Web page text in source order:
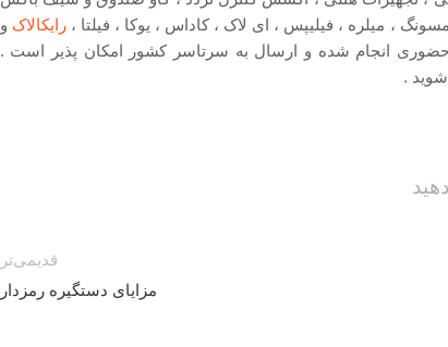
، میلره ، فیلیپس ، ای لاک ، کاداس ، یوکا ، فیلتا ،رایکالاک و
انجام شده و ارسال به سرتاسر کشور امکان پذیر است .
شوید .
قدیمی‌تر
مزایای دستگیره رمزدار